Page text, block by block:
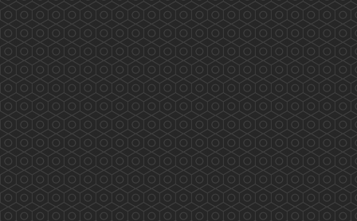
相「藥」在沙田 (2019.07.19)
2019/07/19 香港藥學會 香港藥學會慈善基金 相
「藥」在沙田 沙田區長者安全用藥推廣及實踐計
劃除了研究報告，藥劑師藥物諮詢計劃外，還有
老友記參與成為「安全用藥大使」。 百多位老友
記今天終於全部完成所有要求，並獲頒委任狀。
他/她們會繼續在朋輩推廣安全用藥，而香港藥學
會慈善基金亦透過兩位大學生義工，在滂沱大雨
中將小册子、證書及禮物等送達九間長者中心。
...
More
老有所醫「流動綜合診所」(2019.07.07)
香港藥學會PSHK 香港藥學會慈善基金PSCF 老
有所醫「流動綜合診所」 藥劑師與您 攜手保安
康 專業展關懷 服務人為本 多位香港藥學會藥
劑師參與 老有所醫「流動綜合診所」提供專業服